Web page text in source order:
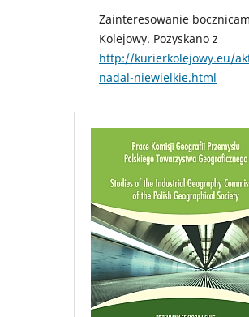
Zainteresowanie
Kolejowy. Pozyskano z
http://kurierkolejowy.eu/
nadal-niewielkie.html